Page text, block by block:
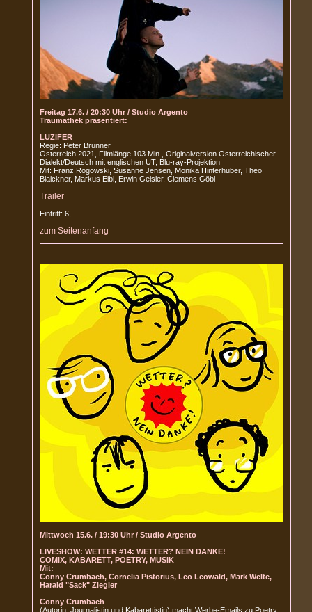
Freitag 17.6. / 20:30 Uhr / Studio Argento
Traumathek präsentiert:
LUZIFER
Regie: Peter Brunner
Österreich 2021, Filmlänge 103 Min., Originalversion Österreichischer
Dialekt/Deutsch mit englischen UT, Blu-ray-Projektion
Mit: Franz Rogowski, Susanne Jensen, Monika Hinterhuber, Theo
Blaickner, Markus Eibl, Erwin Geisler, Clemens Göbl
Trailer
Eintritt: 6,-
zum Seitenanfang
Mittwoch 15.6. / 19:30 Uhr / Studio Argento
LIVESHOW: WETTER #14: WETTER? NEIN DANKE!
COMIX, KABARETT, POETRY, MUSIK
Mit:
Conny Crumbach, Cornelia Pistorius, Leo Leowald, Mark Welte,
Harald "Sack" Ziegler
Conny Crumbach
(Autorin, Journalistin und Kabarettistin) macht Werbe-Emails zu Poetry.